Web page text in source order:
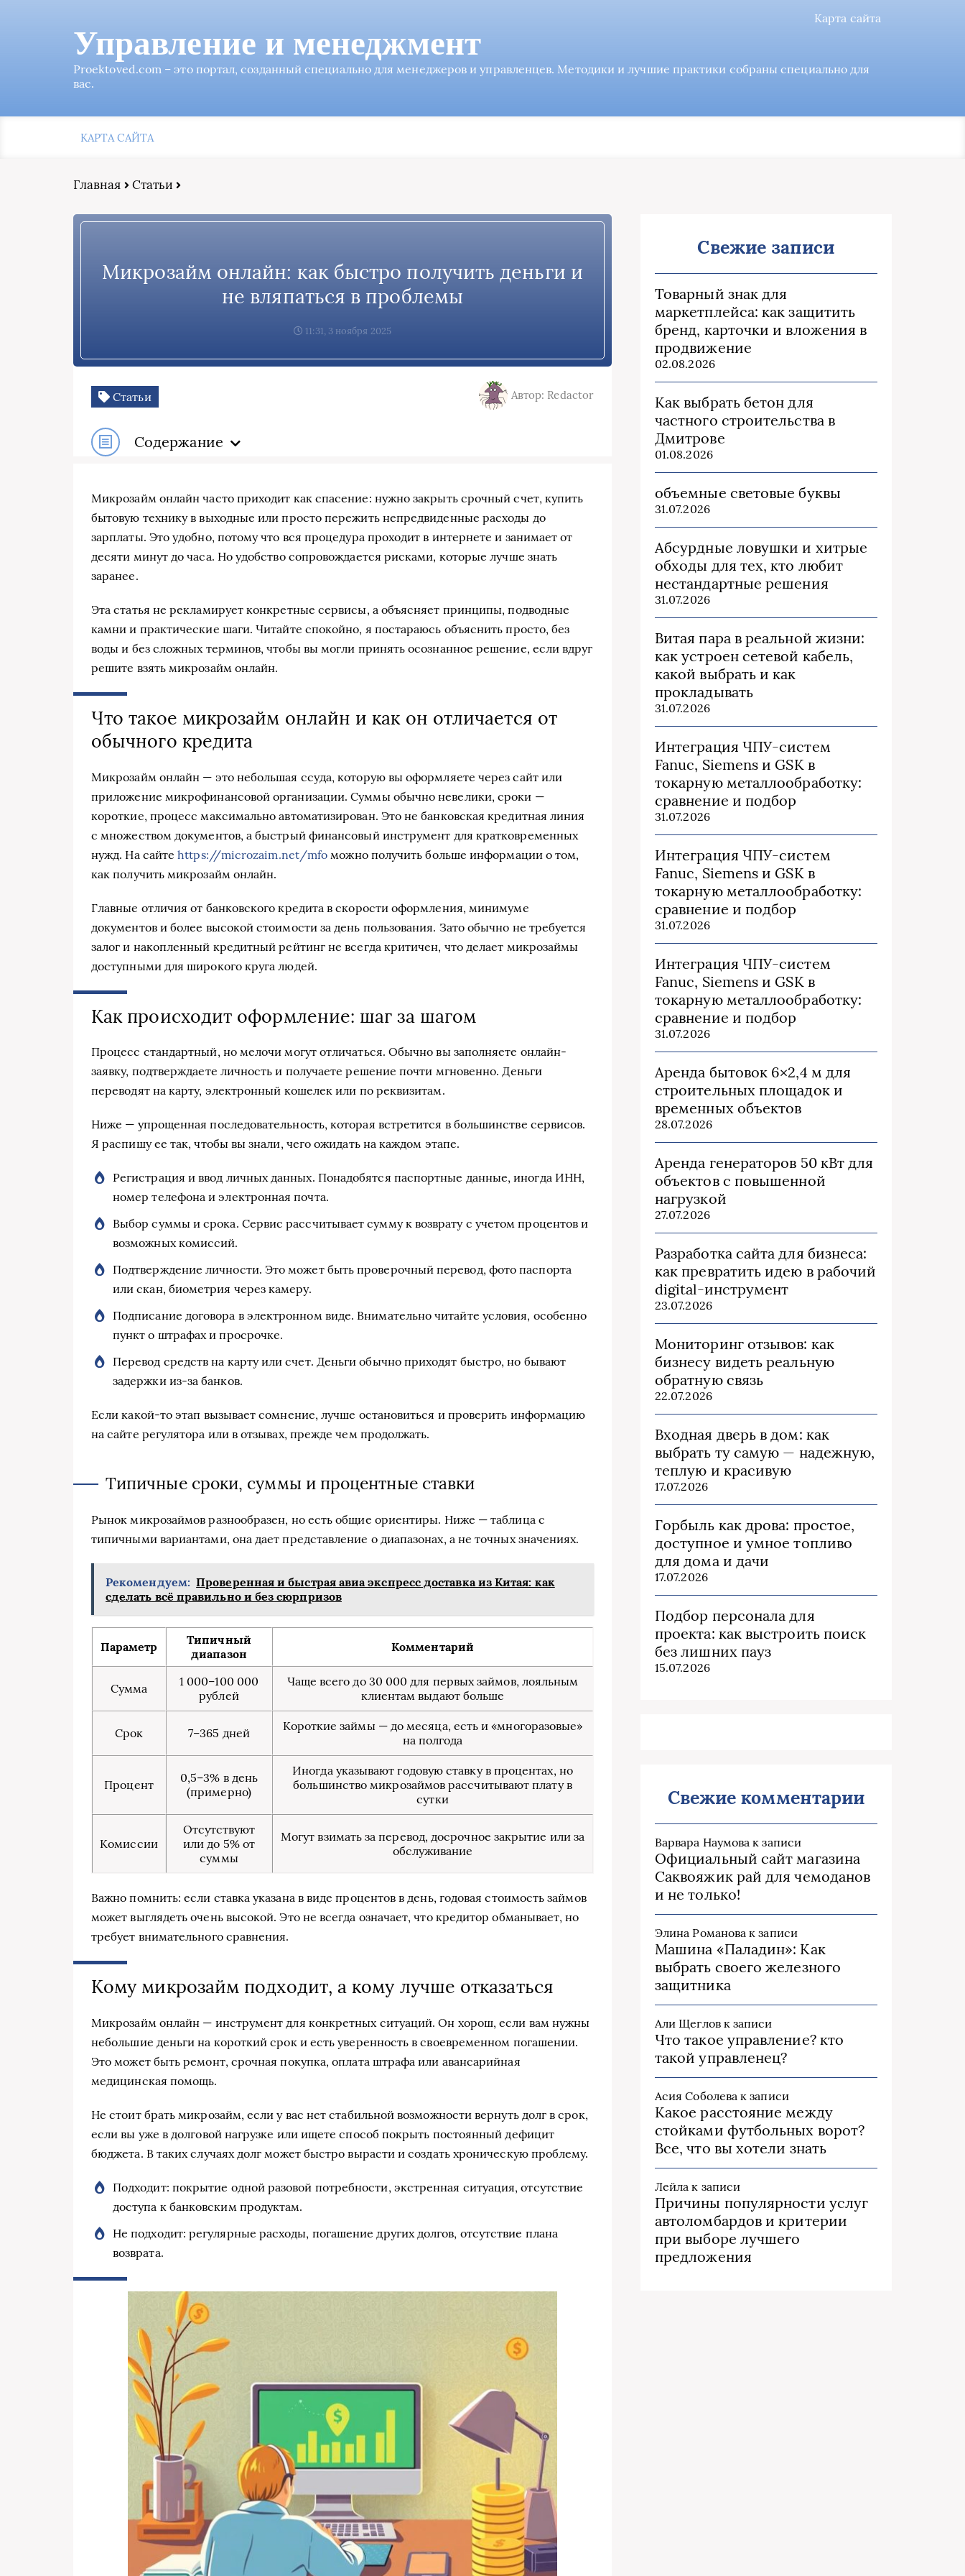
Карта сайта
Управление и менеджмент
Proektoved.com – это портал, созданный специально для менеджеров и управленцев. Методики и лучшие практики собраны специально для
вас.
КАРТА САЙТА
Главная Статьи
Микрозайм онлайн: как быстро получить деньги и
не вляпаться в проблемы
11:31, 3 ноября 2025
Статьи Автор: Redactor
Содержание
Микрозайм онлайн часто приходит как спасение: нужно закрыть срочный счет, купить
бытовую технику в выходные или просто пережить непредвиденные расходы до
зарплаты. Это удобно, потому что вся процедура проходит в интернете и занимает от
десяти минут до часа. Но удобство сопровождается рисками, которые лучше знать
заранее.
Эта статья не рекламирует конкретные сервисы, а объясняет принципы, подводные
камни и практические шаги. Читайте спокойно, я постараюсь объяснить просто, без
воды и без сложных терминов, чтобы вы могли принять осознанное решение, если вдруг
решите взять микрозайм онлайн.
Что такое микрозайм онлайн и как он отличается от
обычного кредита
Микрозайм онлайн — это небольшая ссуда, которую вы оформляете через сайт или
приложение микрофинансовой организации. Суммы обычно невелики, сроки —
короткие, процесс максимально автоматизирован. Это не банковская кредитная линия
с множеством документов, а быстрый финансовый инструмент для кратковременных
нужд. На сайтеhttps://microzaim.net/mfo можно получить больше информации о том,
как получить микрозайм онлайн.
Главные отличия от банковского кредита в скорости оформления, минимуме
документов и более высокой стоимости за день пользования. Зато обычно не требуется
залог и накопленный кредитный рейтинг не всегда критичен, что делает микрозаймы
доступными для широкого круга людей.
Как происходит оформление: шаг за шагом
Процесс стандартный, но мелочи могут отличаться. Обычно вы заполняете онлайн-
заявку, подтверждаете личность и получаете решение почти мгновенно. Деньги
переводят на карту, электронный кошелек или по реквизитам.
Ниже — упрощенная последовательность, которая встретится в большинстве сервисов.
Я распишу ее так, чтобы вы знали, чего ожидать на каждом этапе.
Регистрация и ввод личных данных. Понадобятся паспортные данные, иногда ИНН,
номер телефона и электронная почта.
Выбор суммы и срока. Сервис рассчитывает сумму к возврату с учетом процентов и
возможных комиссий.
Подтверждение личности. Это может быть проверочный перевод, фото паспорта
или скан, биометрия через камеру.
Подписание договора в электронном виде. Внимательно читайте условия, особенно
пункт о штрафах и просрочке.
Перевод средств на карту или счет. Деньги обычно приходят быстро, но бывают
задержки из‑за банков.
Если какой-то этап вызывает сомнение, лучше остановиться и проверить информацию
на сайте регулятора или в отзывах, прежде чем продолжать.
Типичные сроки, суммы и процентные ставки
Рынок микрозаймов разнообразен, но есть общие ориентиры. Ниже — таблица с
типичными вариантами, она дает представление о диапазонах, а не точных значениях.
Рекомендуем: Проверенная и быстрая авиа экспресс доставка из Китая: как
сделать всё правильно и без сюрпризов
Параметр
Типичный
диапазон
Комментарий
Сумма
1 000–100 000
рублей
Чаще всего до 30 000 для первых займов, лояльным
клиентам выдают больше
Срок 7–365 дней
Короткие займы — до месяца, есть и «многоразовые»
на полгода
Процент
0,5–3% в день
(примерно)
Иногда указывают годовую ставку в процентах, но
большинство микрозаймов рассчитывают плату в
сутки
Комиссии
Отсутствуют
или до 5% от
суммы
Могут взимать за перевод, досрочное закрытие или за
обслуживание
Важно помнить: если ставка указана в виде процентов в день, годовая стоимость займов
может выглядеть очень высокой. Это не всегда означает, что кредитор обманывает, но
требует внимательного сравнения.
Кому микрозайм подходит, а кому лучше отказаться
Микрозайм онлайн — инструмент для конкретных ситуаций. Он хорош, если вам нужны
небольшие деньги на короткий срок и есть уверенность в своевременном погашении.
Это может быть ремонт, срочная покупка, оплата штрафа или авансарийная
медицинская помощь.
Не стоит брать микрозайм, если у вас нет стабильной возможности вернуть долг в срок,
если вы уже в долговой нагрузке или ищете способ покрыть постоянный дефицит
бюджета. В таких случаях долг может быстро вырасти и создать хроническую проблему.
Подходит: покрытие одной разовой потребности, экстренная ситуация, отсутствие
доступа к банковским продуктам.
Не подходит: регулярные расходы, погашение других долгов, отсутствие плана
возврата.
Свежие записи
Товарный знак для
маркетплейса: как защитить
бренд, карточки и вложения в
продвижение
02.08.2026
Как выбрать бетон для
частного строительства в
Дмитрове
01.08.2026
объемные световые буквы
31.07.2026
Абсурдные ловушки и хитрые
обходы для тех, кто любит
нестандартные решения
31.07.2026
Витая пара в реальной жизни:
как устроен сетевой кабель,
какой выбрать и как
прокладывать
31.07.2026
Интеграция ЧПУ-систем
Fanuc, Siemens и GSK в
токарную металлообработку:
сравнение и подбор
31.07.2026
Интеграция ЧПУ-систем
Fanuc, Siemens и GSK в
токарную металлообработку:
сравнение и подбор
31.07.2026
Интеграция ЧПУ-систем
Fanuc, Siemens и GSK в
токарную металлообработку:
сравнение и подбор
31.07.2026
Аренда бытовок 6×2,4 м для
строительных площадок и
временных объектов
28.07.2026
Аренда генераторов 50 кВт для
объектов с повышенной
нагрузкой
27.07.2026
Разработка сайта для бизнеса:
как превратить идею в рабочий
digital-инструмент
23.07.2026
Мониторинг отзывов: как
бизнесу видеть реальную
обратную связь
22.07.2026
Входная дверь в дом: как
выбрать ту самую — надежную,
теплую и красивую
17.07.2026
Горбыль как дрова: простое,
доступное и умное топливо
для дома и дачи
17.07.2026
Подбор персонала для
проекта: как выстроить поиск
без лишних пауз
15.07.2026
Свежие комментарии
Варвара Наумова к записи
Официальный сайт магазина
Саквояжик рай для чемоданов
и не только!
Элина Романова к записи
Машина «Паладин»: Как
выбрать своего железного
защитника
Али Щегловк записи
Что такое управление? кто
такой управленец?
Асия Соболева к записи
Какое расстояние между
стойками футбольных ворот?
Все, что вы хотели знать
Лейла к записи
Причины популярности услуг
автоломбардов и критерии
при выборе лучшего
предложения